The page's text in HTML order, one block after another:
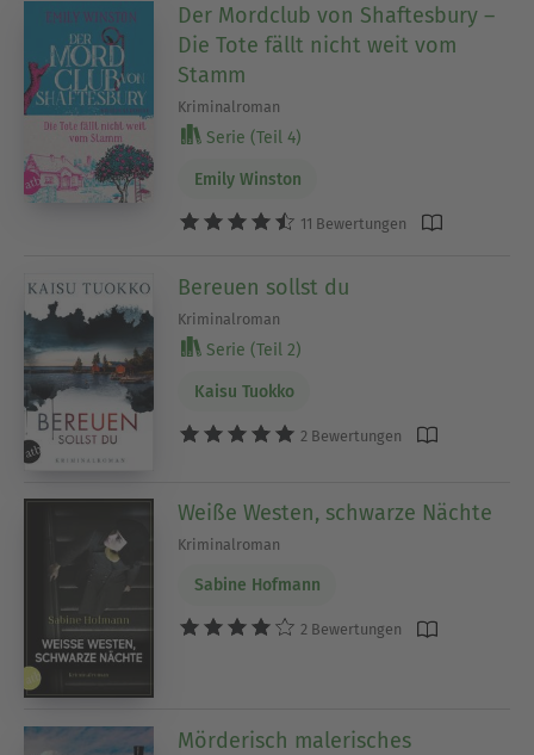
Der Mordclub von Shaftesbury –
Die Tote fällt nicht weit vom
Stamm
Kriminalroman
Serie (Teil 4)
Emily Winston
11 Bewertungen
Bereuen sollst du
Kriminalroman
Serie (Teil 2)
Kaisu Tuokko
2 Bewertungen
Weiße Westen, schwarze Nächte
Kriminalroman
Sabine Hofmann
2 Bewertungen
Mörderisch malerisches